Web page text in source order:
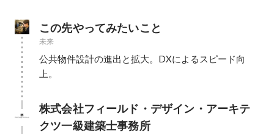
この先やってみたいこと
未来
公共物件設計の進出と拡大。DXによるスピード向
上。
株式会社フィールド・デザイン・アーキテ
クツ一級建築士事務所